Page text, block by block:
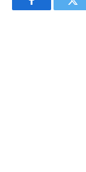
Facebook